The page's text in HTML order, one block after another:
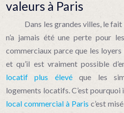
valeurs à Paris
Dans les grandes villes, le fait
n’a jamais été une perte pour
commerciaux parce que les
et qu’il est vraiment possible
locatif plus élevéque les
logements locatifs. C’est pourquoi
local commercial à Paris c’est